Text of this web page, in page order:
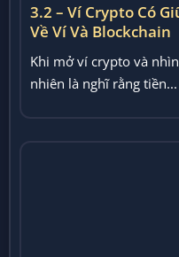
3.2 – Ví Crypto Có
Về Ví Và Blockchain
Khi mở ví crypto và
nhiên là nghĩ rằng tiền...